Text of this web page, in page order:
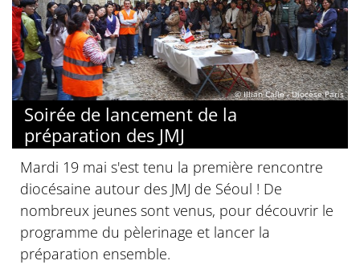
© Illian Calle - Diocèse Paris
Soirée de lancement de la
préparation des JMJ
Mardi 19 mai s'est tenu la première rencontre
diocésaine autour des JMJ de Séoul ! De
nombreux jeunes sont venus, pour découvrir le
programme du pèlerinage et lancer la
préparation ensemble.